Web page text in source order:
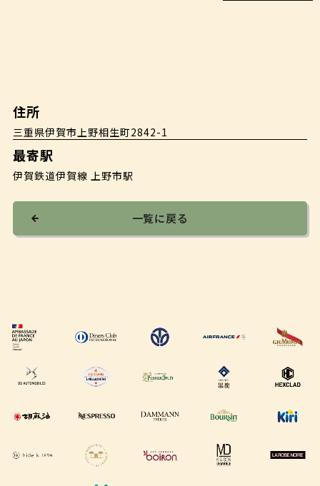
住所
三重県伊賀市上野相生町2842-1
最寄駅
伊賀鉄道伊賀線 上野市駅
一覧に戻る